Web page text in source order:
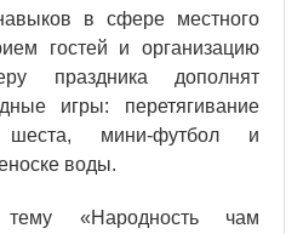
в сфере местного
гостей и организацию
праздника дополнят
игры: перетягивание
шеста, мини-футбол и
воды.
«Народность чам